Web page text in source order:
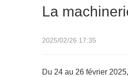
La
2025/02/26 17:35
Du 24 au 26 février